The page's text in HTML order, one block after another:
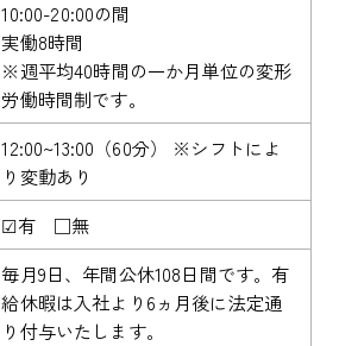
10:00-20:00の間
実働8時間
※週平均40時間の一か月単位の変形
労働時間制です。
12:00~13:00（60分） ※シフトによ
り変動あり
☑有 □無
毎月9日、年間公休108日間です。有
給休暇は入社より6ヵ月後に法定通
り付与いたします。